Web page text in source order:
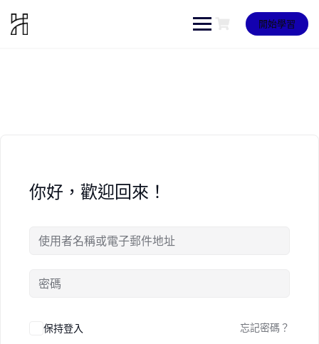
content
開始學習
你好，歡迎回來！
保持登入 忘記密碼？